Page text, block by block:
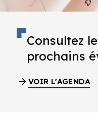
Consultez
prochains
VOIR L'AGENDA